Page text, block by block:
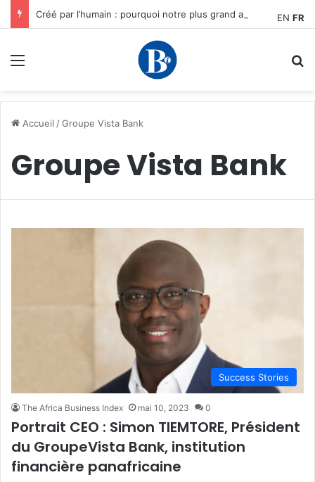
Créé par l’humain : pourquoi notre plus grand avantage à l’ère de l’IA reste humain, par Edward Tatchim
Accueil /Groupe Vista Bank
Groupe Vista Bank
Success Stories
The Africa Business Index mai 10, 2023 0
Portrait CEO : Simon TIEMTORE, Président
du GroupeVista Bank, institution
financière panafricaine
EN FR